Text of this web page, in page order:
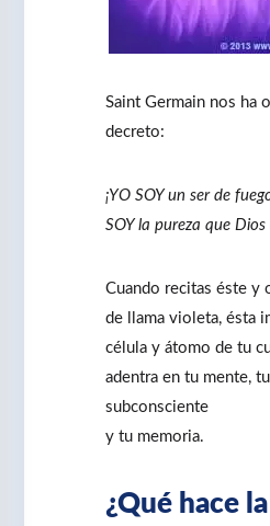
Saint Germain nos ha
decreto:
¡YO SOY un ser de
SOY la pureza que Dios
Cuando recitas éste y
de llama violeta, ésta
célula y átomo de tu
adentra en tu mente,
subconsciente
y tu memoria.
¿Qué hace